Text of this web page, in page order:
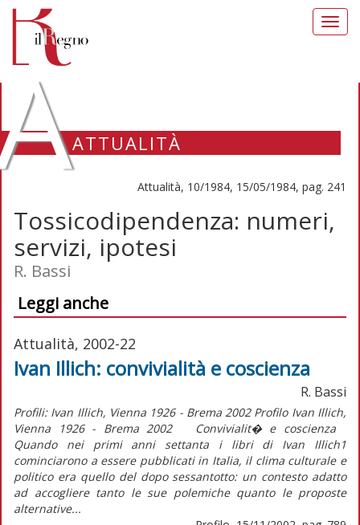
ATTUALITÀ
Attualità, 10/1984, 15/05/1984, pag. 241
Tossicodipendenza: numeri,
servizi, ipotesi
R. Bassi
Leggi anche
Attualità, 2002-22
Ivan Illich: convivialità e coscienza
R. Bassi
Profili: Ivan Illich, Vienna 1926 - Brema 2002 Profilo Ivan Illich,
Vienna 1926 - Brema 2002 Convivialit� e coscienza
Quando nei primi anni settanta i libri di Ivan Illich1
cominciarono a essere pubblicati in Italia, il clima culturale e
politico era quello del dopo sessantotto: un contesto adatto
ad accogliere tanto le sue polemiche quanto le proposte
alternative...